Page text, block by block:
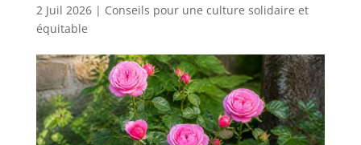
2 Juil 2026| Conseils pour une culture solidaire et
équitable